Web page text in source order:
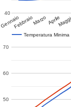
Temperatura Minima
GennaioFebbraioMarzo Aprile
40
50
60
70